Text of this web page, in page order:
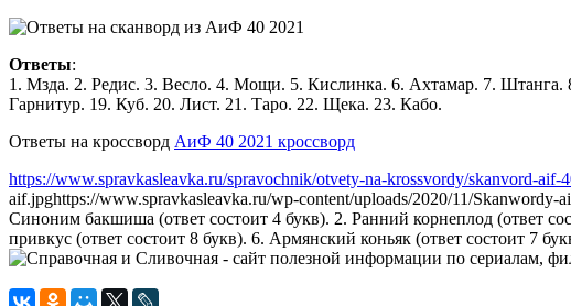
Ответы:
1. Мзда. 2. Редис. 3. Весло. 4. Мощи. 5. Кислинка. 6. Ахтамар. 7.
Гарнитур. 19. Куб. 20. Лист. 21. Таро. 22. Щека. 23. Кабо.
Ответы на кроссворд АиФ 40 2021 кроссворд
https://www.spravkasleavka.ru/spravochnik/otvety-na-krossvordy/skanvord-aif-
aif.jpghttps://www.spravkasleavka.ru/wp-content/uploads/2020/11/Skanwordy-
Синоним бакшиша (ответ состоит 4 букв). 2. Ранний корнеплод (ответ
привкус (ответ состоит 8 букв). 6. Армянский коньяк (ответ состоит 7